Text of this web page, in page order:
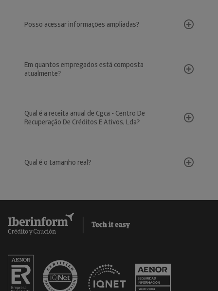
Posso acessar informações ampliadas?
Em quantos empregados está composta
atualmente?
Qual é a receita anual de Cgca - Centro De
Recuperação De Créditos E Ativos, Lda?
Qual é o tamanho real?